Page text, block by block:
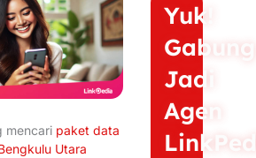
mencari paket data
Utara
Yuk!
Gabung
Jadi
Agen